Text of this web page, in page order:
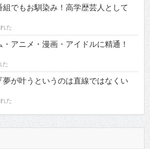
でもお馴染み！高学歴芸人として
た
アニメ・漫画・アイドルに精通！
た
が叶うというのは直線ではなくい
た